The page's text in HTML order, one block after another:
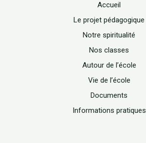
Accueil
Le projet pédagogique
Notre spiritualité
Nos classes
Autour de l’école
Vie de l’école
Documents
Informations pratiques